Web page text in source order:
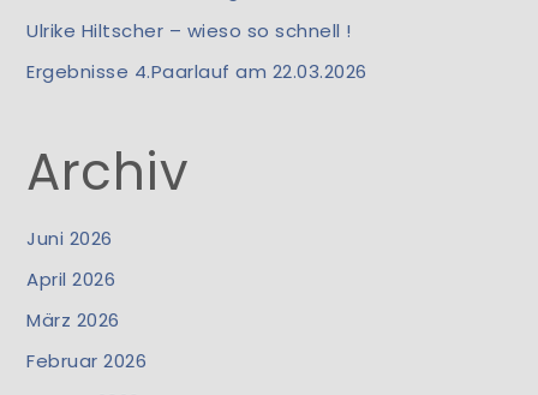
Ulrike Hiltscher – wieso so schnell !
Ergebnisse 4.Paarlauf am 22.03.2026
Archiv
Juni 2026
April 2026
März 2026
Februar 2026